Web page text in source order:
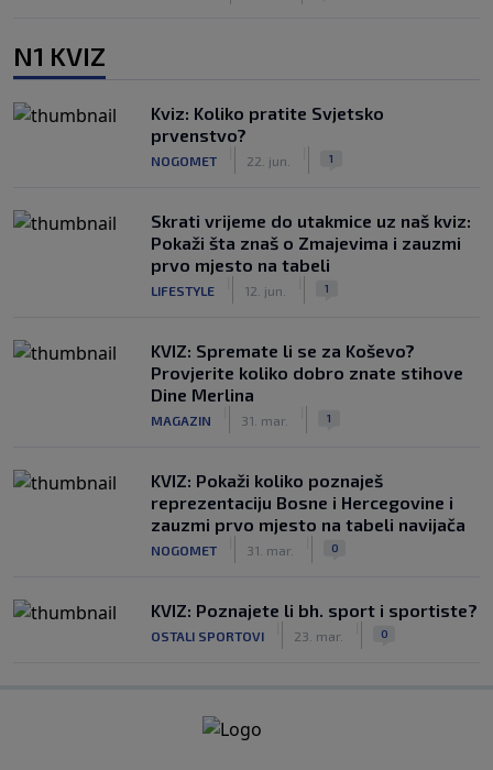
N1 KVIZ
Kviz: Koliko pratite Svjetsko
prvenstvo?
NOGOMET 22. jun. 1
Skrati vrijeme do utakmice uz naš kviz:
Pokaži šta znaš o Zmajevima i zauzmi
prvo mjesto na tabeli
LIFESTYLE 12. jun. 1
KVIZ: Spremate li se za Koševo?
Provjerite koliko dobro znate stihove
Dine Merlina
MAGAZIN 31. mar. 1
KVIZ: Pokaži koliko poznaješ
reprezentaciju Bosne i Hercegovine i
zauzmi prvo mjesto na tabeli navijača
NOGOMET 31. mar. 0
KVIZ: Poznajete li bh. sport i sportiste?
OSTALI SPORTOVI 23. mar. 0